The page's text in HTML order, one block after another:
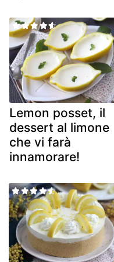
Lemon posset, il
dessert al limone
che vi farà
innamorare!